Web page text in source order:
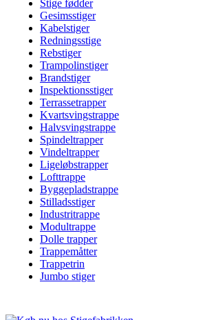
Stige fødder
Gesimsstiger
Kabelstiger
Redningsstige
Rebstiger
Trampolinstiger
Brandstiger
Inspektionsstiger
Terrassetrapper
Kvartsvingstrappe
Halvsvingstrappe
Spindeltrapper
Vindeltrapper
Ligeløbstrapper
Lofttrappe
Byggepladstrappe
Stilladsstiger
Industritrappe
Modultrappe
Dolle trapper
Trappemåtter
Trappetrin
Jumbo stiger